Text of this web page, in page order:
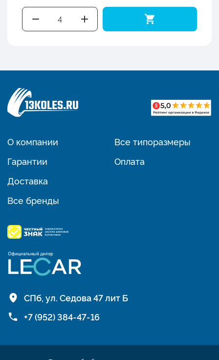
О компании
Гарантии
Доставка
Все бренды
Все типоразмеры
Оплата
СПб, ул. Седова 47 лит Б
+7 (952) 384-47-16